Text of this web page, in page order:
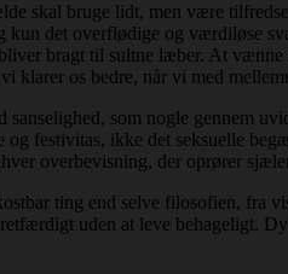
skal bruge lidt, men være
det overflødige og værdiløse
bragt til sultne læber. At
klarer os bedre, når vi med
som nogle gennem
festivitas, ikke det seksuelle
overbevisning, der oprører
ting end selve filosofien,
uden at leve behageligt.